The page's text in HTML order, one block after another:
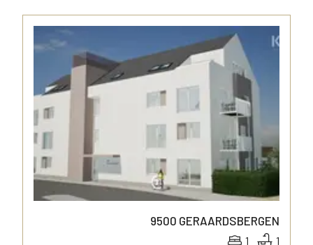
9500 GERAARDSBERGEN
1 1